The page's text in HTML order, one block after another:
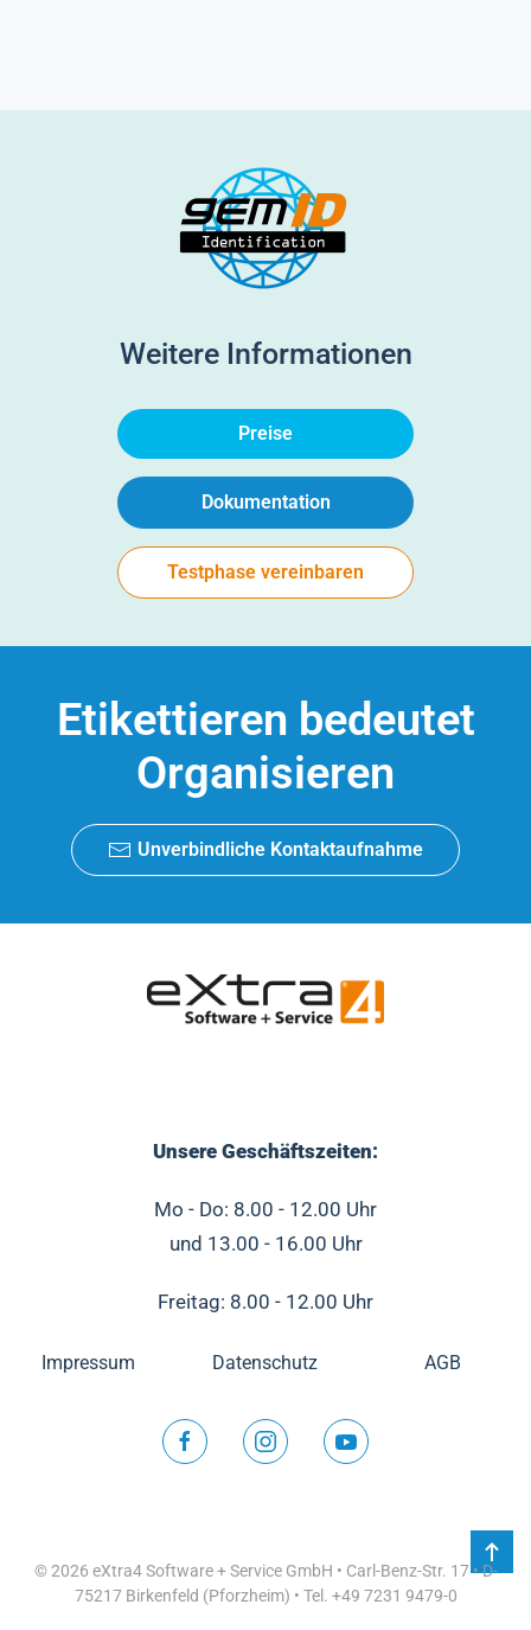
Weitere Informationen
Preise
Dokumentation
Testphase vereinbaren
Etikettieren bedeutet
Organisieren
Unverbindliche Kontaktaufnahme
Unsere Geschäftszeiten:
Mo - Do: 8.00 - 12.00 Uhr
und 13.00 - 16.00 Uhr
Freitag: 8.00 - 12.00 Uhr
Impressum Datenschutz AGB
©2026 eXtra4 Software + Service GmbH • Carl-Benz-Str. 17 • D-
75217 Birkenfeld (Pforzheim) • Tel. +49 7231 9479-0